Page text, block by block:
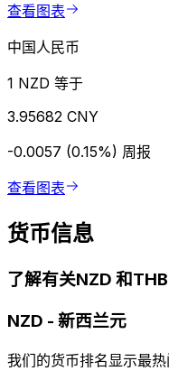
查看图表
中国人民币
1 NZD 等于
3.95682 CNY
-0.0057 (0.15%) 周报
查看图表
货币信息
了解有关NZD 和THB
NZD - 新西兰元
我们的货币排名显示最